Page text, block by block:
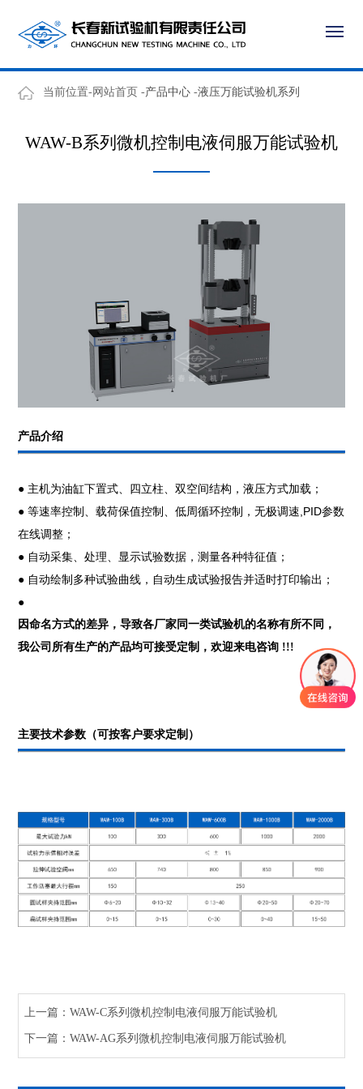
当前位置-网站首页 -产品中心-液压万能试验机系列
WAW-B系列微机控制电液伺服万能试验机
产品介绍
● 主机为油缸下置式、四立柱、双空间结构，液压方式加载；
● 等速率控制、载荷保值控制、低周循环控制，无极调速,PID参数
在线调整；
● 自动采集、处理、显示试验数据，测量各种特征值；
● 自动绘制多种试验曲线，自动生成试验报告并适时打印输出；
●
因命名方式的差异，导致各厂家同一类试验机的名称有所不同，
我公司所有生产的产品均可接受定制，欢迎来电咨询 !!!
主要技术参数（可按客户要求定制）
上一篇：WAW-C系列微机控制电液伺服万能试验机
下一篇：WAW-AG系列微机控制电液伺服万能试验机